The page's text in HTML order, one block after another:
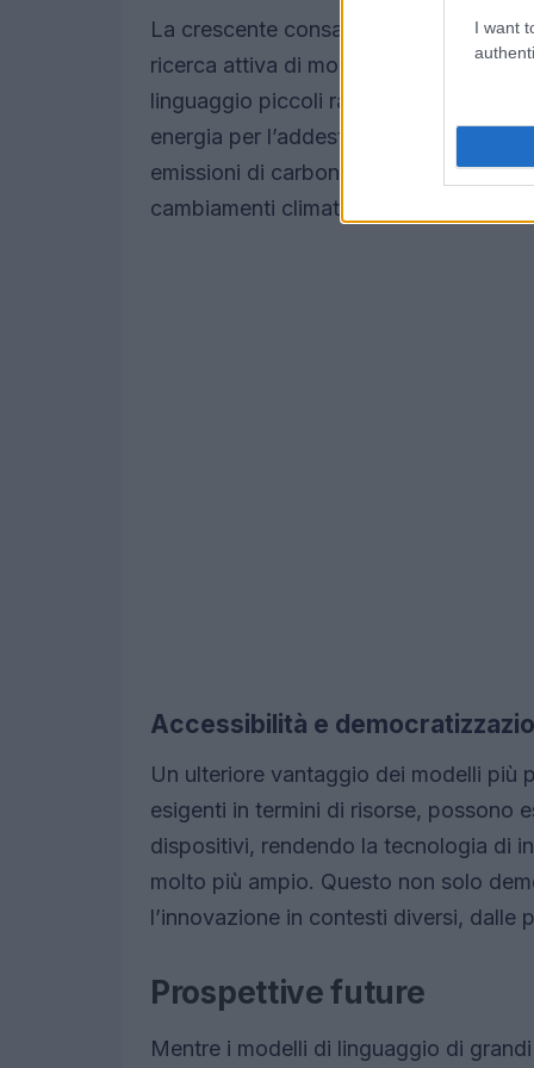
I want
La crescente consapevolezza
ricerca attiva di modi per rendere
linguaggio piccoli rappresentano una
energia per l’addestramento e
emissioni di carbonio associate
cambiamenti climatici.
Accessibilità e
Un ulteriore vantaggio dei modelli più
esigenti in termini di risorse, possono
dispositivi, rendendo la tecnologia di
molto più ampio. Questo non solo
l’innovazione in contesti diversi, dalle
Prospettive future
Mentre i modelli di linguaggio di